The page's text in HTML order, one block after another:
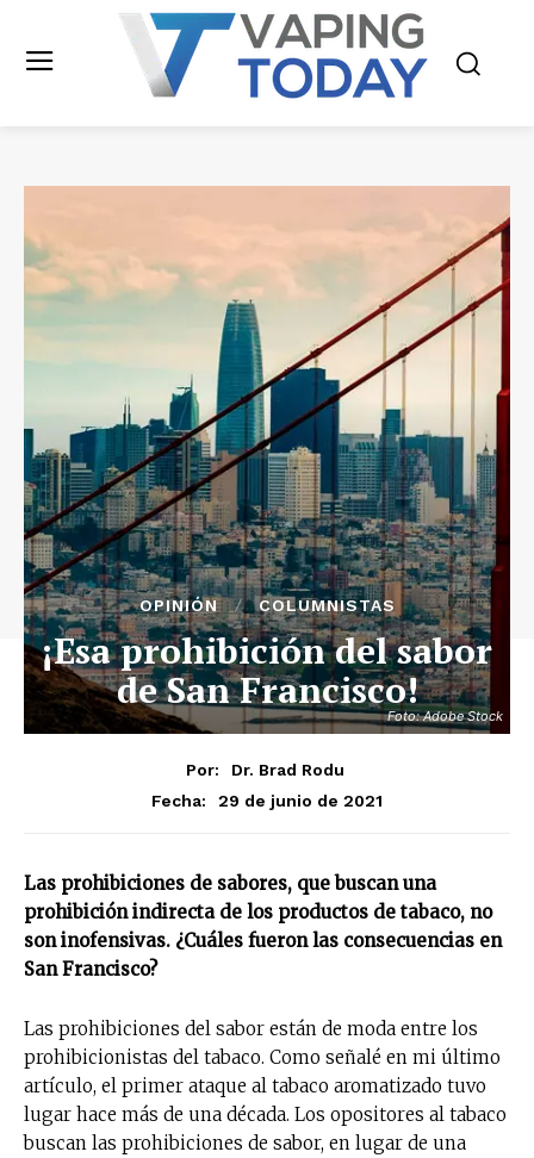
Foto: Adobe Stock
OPINIÓN COLUMNISTAS
¡Esa prohibición del sabor
de San Francisco!
Por:
Dr. Brad Rodu
Fecha:
29 de junio de 2021
Las prohibiciones de sabores, que buscan una
prohibición indirecta de los productos de tabaco, no
son inofensivas. ¿Cuáles fueron las consecuencias en
San Francisco?
Las prohibiciones del sabor están de moda entre los
prohibicionistas del tabaco. Como señalé en mi último
artículo, el primer ataque al tabaco aromatizado tuvo
lugar hace más de una década. Los opositores al tabaco
buscan las prohibiciones de sabor, en lugar de una